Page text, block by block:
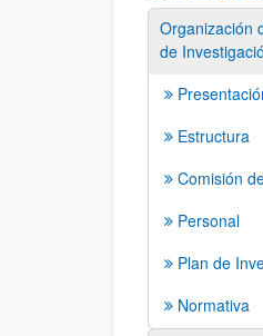
Organización
de
Estructura
Comisión
Personal
Plan de
Normativa